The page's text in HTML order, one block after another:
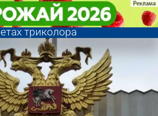
школьников предложили
спортивную форму в
триколора
школьников предложили
спортивную форму в
триколора
новости по
и курсы
в Пензе